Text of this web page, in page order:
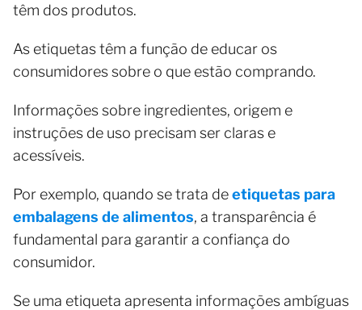
têm dos produtos.
As etiquetas têm a função de educar os
consumidores sobre o que estão comprando.
Informações sobre ingredientes, origem e
instruções de uso precisam ser claras e
acessíveis.
Por exemplo, quando se trata deetiquetas para
embalagens de alimentos, a transparência é
fundamental para garantir a confiança do
consumidor.
Se uma etiqueta apresenta informações ambíguas